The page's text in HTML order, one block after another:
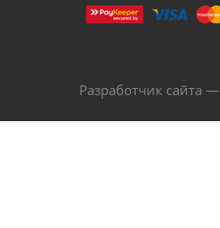
Разработчик сайта —